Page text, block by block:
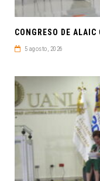
5 agosto, 2026